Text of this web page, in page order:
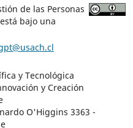
de las Personas
bajo una
y Tecnológica
y Creación
O'Higgins 3363 -